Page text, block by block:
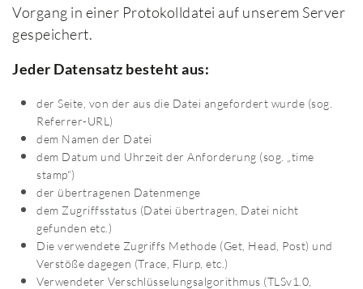
Vorgang in einer Protokolldatei auf unserem Server
gespeichert.
Jeder Datensatz besteht aus:
der Seite, von der aus die Datei angefordert wurde (sog.
Referrer-URL)
dem Namen der Datei
dem Datum und Uhrzeit der Anforderung (sog. „time
stamp“)
der übertragenen Datenmenge
dem Zugriffsstatus (Datei übertragen, Datei nicht
gefunden etc.)
Die verwendete Zugriffs Methode (Get, Head, Post) und
Verstöße dagegen (Trace, Flurp, etc.)
Verwendeter Verschlüsselungsalgorithmus (TLSv1.0,